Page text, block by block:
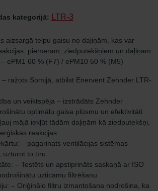
kategorijā: LTR-3
aizsargā telpu gaisu no daļiņām, kas var
piemēram, ziedputekšņiem un daļiņām
ePM1 60 % (F7) / ePM10 50 % (M5)
ražots Somijā, atbilst Enervent Zehnder LTR-
un veiktspēja – izstrādāts Zehnder
optimālu gaisa plūsmu un efektivitāti
mājā iekļūt tādām daļiņām kā ziedputekšņi,
reakcijas
– pagarinats ventilācijas sistēmas
uzturot to tīru
– Testēts un apstiprināts saskaņā ar ISO
uzticamu filtrēšanu
– Oriģinālo filtru izmantošana nodrošina, ka